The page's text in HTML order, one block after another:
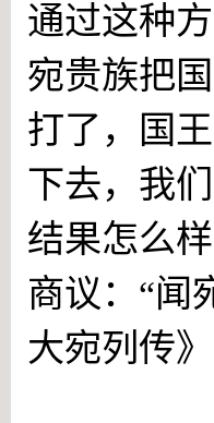
通过这种
宛贵族把
打了，国
下去，我
结果怎么
商议：“闻
大宛列传